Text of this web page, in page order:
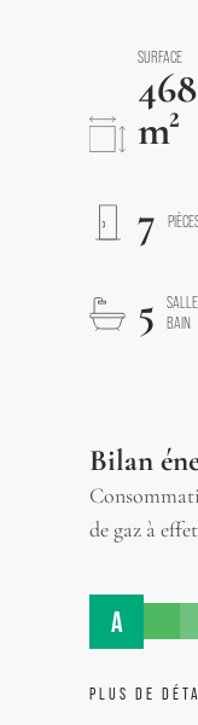
SURFACE
468
m²
7
5
BAIN
Bilan
de gaz à
A
PLUS DE